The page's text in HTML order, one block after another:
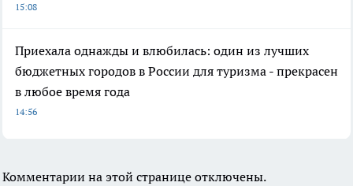
15:08
Приехала однажды и влюбилась: один из лучших
бюджетных городов в России для туризма - прекрасен
в любое время года
14:56
Комментарии на этой странице отключены.